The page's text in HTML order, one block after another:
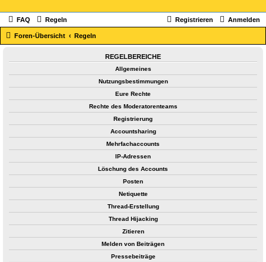
FAQ Regeln Anmelden
Registrieren
Foren-Übersicht Regeln
REGELBEREICHE
Allgemeines
Nutzungsbestimmungen
Eure Rechte
Rechte des Moderatorenteams
Registrierung
Accountsharing
Mehrfachaccounts
IP-Adressen
Löschung des Accounts
Posten
Netiquette
Thread-Erstellung
Thread Hijacking
Zitieren
Melden von Beiträgen
Pressebeiträge